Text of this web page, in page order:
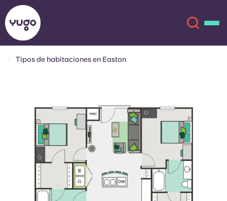
UbicacionesEnglish (US)
Chinese
Català Deutsch
Italian French
Tipos de habitaciones en Easton